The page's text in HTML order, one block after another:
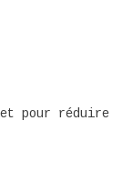
pour réduire